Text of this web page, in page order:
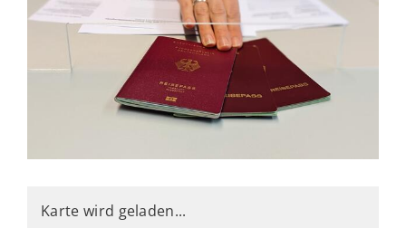
Karte wird geladen...